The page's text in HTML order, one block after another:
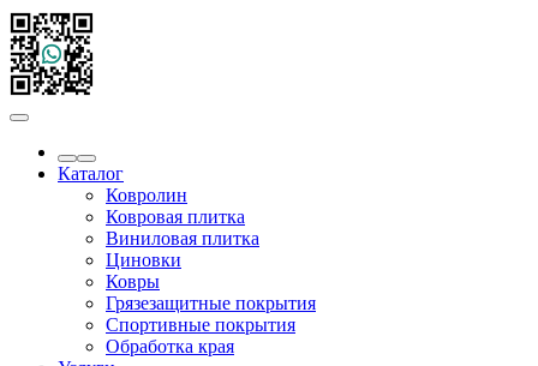
Каталог
Ковролин
Ковровая плитка
Виниловая плитка
Циновки
Ковры
Грязезащитные покрытия
Спортивные покрытия
Обработка края